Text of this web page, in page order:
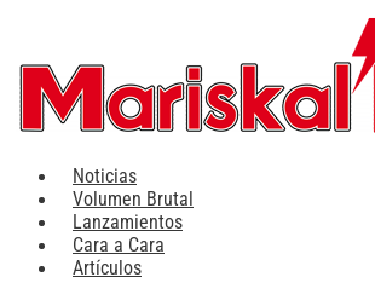
contenido
Noticias
Volumen Brutal
Lanzamientos
Cara a Cara
Artículos